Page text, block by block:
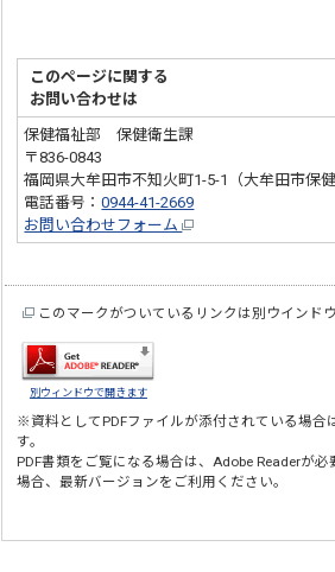
このページに関する
お問い合わせは
保健福祉部 保健衛生課
〒836-0843
福岡県大牟田市不知火町1-5-1（大牟田市保健
電話番号：0944-41-2669
お問い合わせフォーム
このマークがついているリンクは別ウインド
別ウィンドウで開きます
※資料としてPDFファイルが添付されている場合
す。
PDF書類をご覧になる場合は、Adobe Readerが必
場合、最新バージョンをご利用ください。